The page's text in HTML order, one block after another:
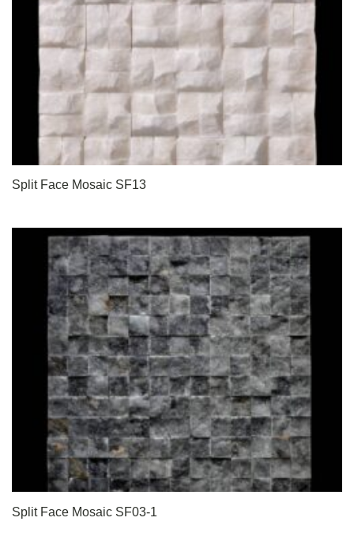
Split Face Mosaic SF13
Split Face Mosaic SF03-1